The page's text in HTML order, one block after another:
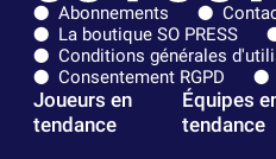
Abonnements
La boutique SO PRESS
Conditions générales
Consentement RGPD
Joueurs en
tendance
Équipes
tendance